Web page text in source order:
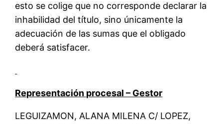
esto se colige que no corresponde declarar la
inhabilidad del título, sino únicamente la
adecuación de las sumas que el obligado
deberá satisfacer.
Representación procesal – Gestor
LEGUIZAMON, ALANA MILENA C/ LOPEZ,